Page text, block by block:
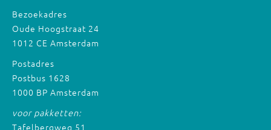
Bezoekadres
Oude Hoogstraat 24
1012 CE Amsterdam
Postadres
Postbus 1628
1000 BP Amsterdam
voor pakketten:
Tafelbergweg 51